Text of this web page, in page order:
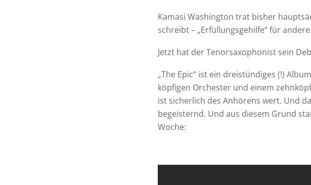
Kamasi Washington trat bisher
schreibt – „Erfüllungsgehilfe“ für
Jetzt hat der Tenorsaxophonist sein
„The Epic“ ist ein dreistündiges (!)
köpfigen Orchester und einem
ist sicherlich des Anhörens wert. Und
begeisternd. Und aus diesem Grund
Woche: